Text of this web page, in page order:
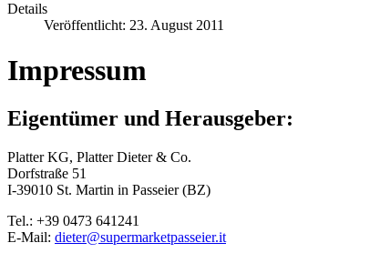
Details
Veröffentlicht: 23. August 2011
Impressum
Eigentümer und Herausgeber:
Platter KG, Platter Dieter & Co.
Dorfstraße 51
I-39010 St. Martin in Passeier (BZ)
Tel.: +39 0473 641241
E-Mail: dieter@supermarketpasseier.it